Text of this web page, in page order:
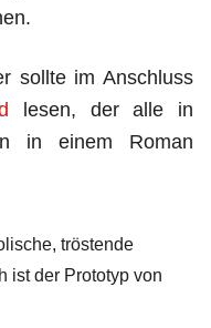
sollte im Anschluss
lesen, der alle in
in einem Roman
tröstende
ist der Prototyp von